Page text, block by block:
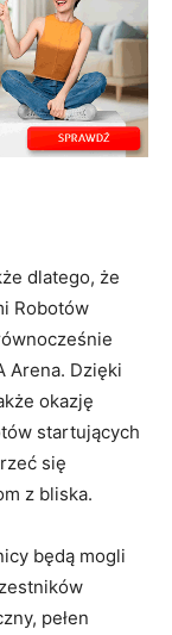
dlatego, że
Robotów
Arena. Dzięki
okazję
startujących
się
z bliska.
będą mogli
pełen